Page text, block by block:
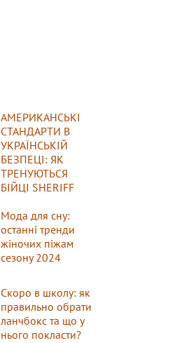
АМЕРИКАНСЬКІ
СТАНДАРТИ В
УКРАЇНСЬКІЙ
БЕЗПЕЦІ: ЯК
ТРЕНУЮТЬСЯ
БІЙЦІ SHERIFF
Мода для сну:
останні тренди
жіночих піжам
сезону 2024
Скоро в школу: як
правильно обрати
ланчбокс та що у
нього покласти?